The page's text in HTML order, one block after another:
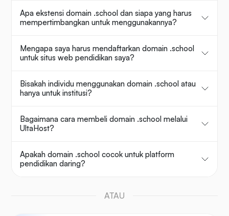
Apa ekstensi domain .school dan siapa yang harus
mempertimbangkan untuk menggunakannya?
Mengapa saya harus mendaftarkan domain .school
untuk situs web pendidikan saya?
Bisakah individu menggunakan domain .school atau
hanya untuk institusi?
Bagaimana cara membeli domain .school melalui
UltaHost?
Apakah domain .school cocok untuk platform
pendidikan daring?
ATAU